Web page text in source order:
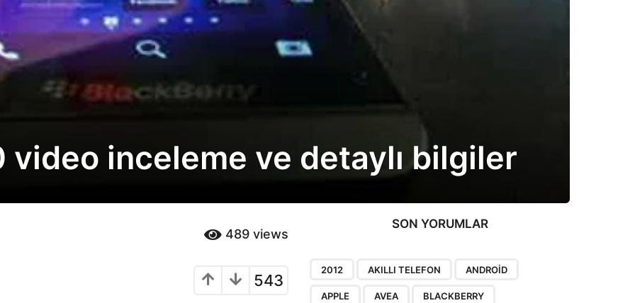
video inceleme ve detaylı bilgiler
489 views
543
SON YORUMLAR
2012 AKILLI TELEFON ANDROID
APPLE AVEA BLACKBERRY